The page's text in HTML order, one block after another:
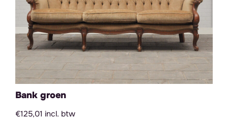
Bank groen
€125,01 incl. btw